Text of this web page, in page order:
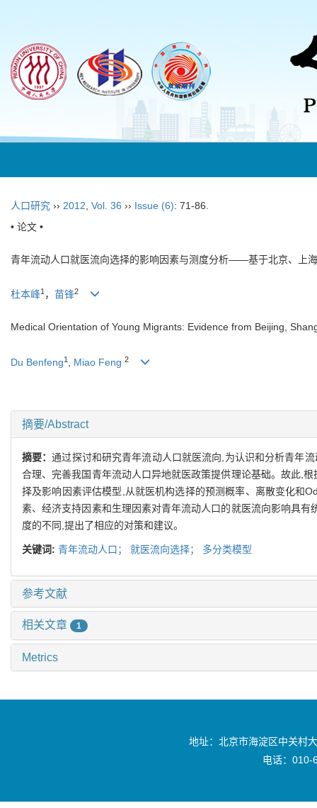
人口研究 ›› 2012 Vol. 36 ›› Issue (6): 71-86.
• 论文 •
青年流动人口就医流向选择的影响因素与测度分析——基于北京、上
杜本峰1 ， 苗锋2
Medical Orientation of Young Migrants: Evidence from Beijing,
Du Benfeng1 Miao Feng 2
摘要/Abstract
摘要：通过探讨和研究青年流动人口就医流向,为认识和分析青年
合理、完善我国青年流动人口异地就医政策提供理论基础。故此,
择及影响因素评估模型,从就医机构选择的预测概率、离散变化和
素、经济支持因素和生理因素对青年流动人口的就医流向影响具
度的不同,提出了相应的对策和建议。
关键词: 青年流动人口； 就医流向选择； 多分类模型
参考文献
相关文章 1
Metrics
地址：北京市海淀区中关村
电话：